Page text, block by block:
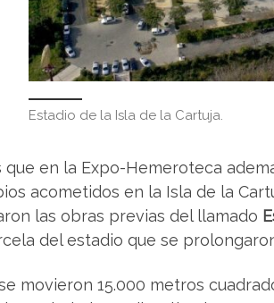
Estadio de la Isla de la Cartuja.
que en la Expo-Hemeroteca
acometidos en la Isla de la
las obras previas del llamado
del estadio que se
movieron 15.000 metros